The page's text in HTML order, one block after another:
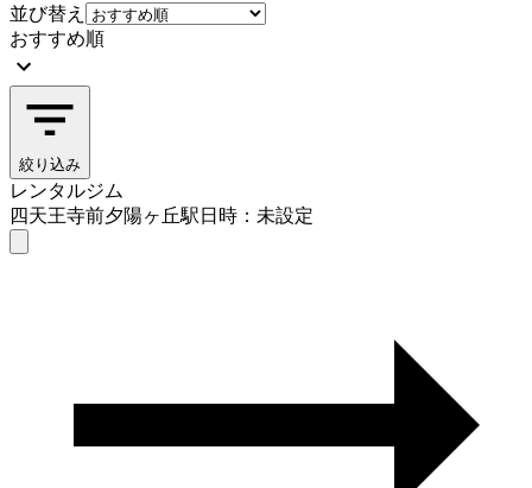
並び替え
おすすめ順
絞り込み
レンタルジム
四天王寺前夕陽ヶ丘駅日時：未設定